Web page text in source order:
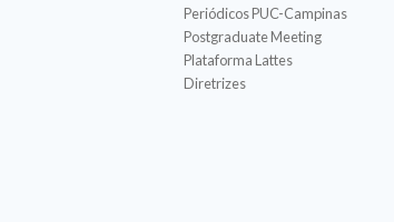
Periódicos PUC-Campinas
Postgraduate Meeting
Plataforma Lattes
Diretrizes